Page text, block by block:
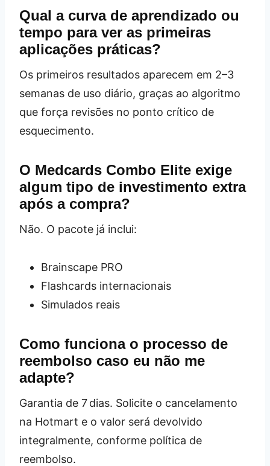
Qual a curva de aprendizado ou
tempo para ver as primeiras
aplicações práticas?
Os primeiros resultados aparecem em 2–3
semanas de uso diário, graças ao algoritmo
que força revisões no ponto crítico de
esquecimento.
O Medcards Combo Elite exige
algum tipo de investimento extra
após a compra?
Não. O pacote já inclui:
Brainscape PRO
Flashcards internacionais
Simulados reais
Como funciona o processo de
reembolso caso eu não me
adapte?
Garantia de 7 dias. Solicite o cancelamento
na Hotmart e o valor será devolvido
integralmente, conforme política de
reembolso.